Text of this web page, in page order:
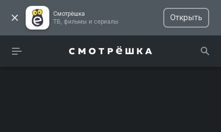
Смотрёшка
ТВ, фильмы и сериалы
Открыть